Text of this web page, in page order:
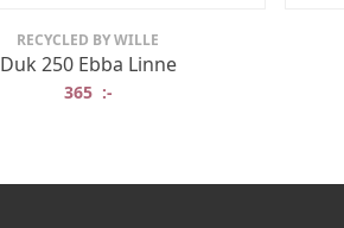
RECYCLED BY WILLE
Duk 250 Ebba Linne
365 :-